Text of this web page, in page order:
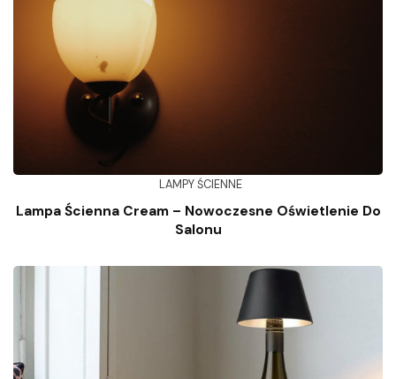
LAMPY ŚCIENNE
Lampa Ścienna Cream – Nowoczesne Oświetlenie Do
Salonu